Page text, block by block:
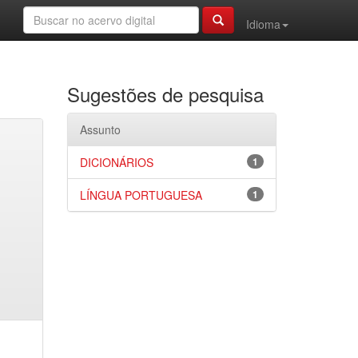
Idioma
Sugestões de pesquisa
Assunto
1
DICIONÁRIOS
1
LÍNGUA PORTUGUESA